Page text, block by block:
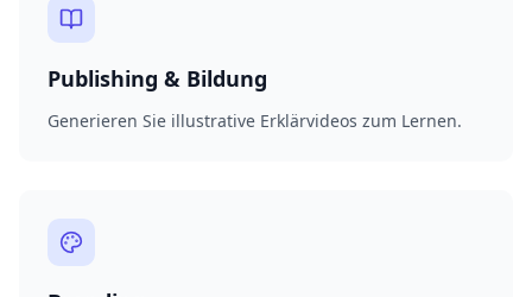
Publishing & Bildung
Generieren Sie illustrative Erklärvideos zum Lernen.